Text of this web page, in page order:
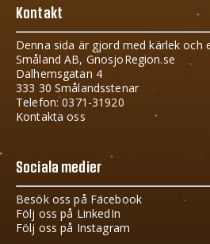
Kontakt
Denna sida är gjord med kärlek och
Småland AB, GnosjoRegion.se
Dalhemsgatan 4
333 30 Smålandsstenar
Telefon: 0371-31920
Kontakta oss
Sociala medier
Besök oss på Facebook
Följ oss på LinkedIn
Följ oss på Instagram